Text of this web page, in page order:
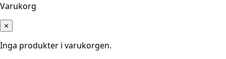
Varukorg
×
Inga produkter i varukorgen.